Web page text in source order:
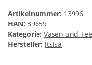
Artikelnummer: 13996
HAN: 39659
Kategorie: Vasen und
Hersteller: itsisa